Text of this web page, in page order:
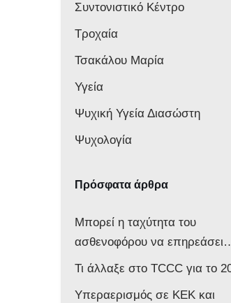
Συντονιστικό Κέντρο
Τροχαία
Τσακάλου Μαρία
Υγεία
Ψυχική Υγεία Διασώστη
Ψυχολογία
Πρόσφατα άρθρα
Μπορεί η ταχύτητα του
ασθενοφόρου να επηρεάσει
νευρολογικά ένα βρέφος;
Τι άλλαξε στο TCCC για το
Υπεραερισμός σε ΚΕΚ και